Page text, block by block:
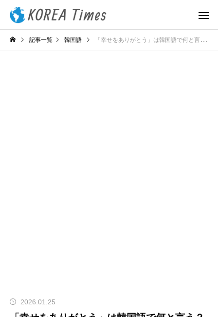
記事一覧 韓国語 「幸せをありがとう」は韓国語で何と言う？シンプルな感謝フレーズを紹介
2026.01.25